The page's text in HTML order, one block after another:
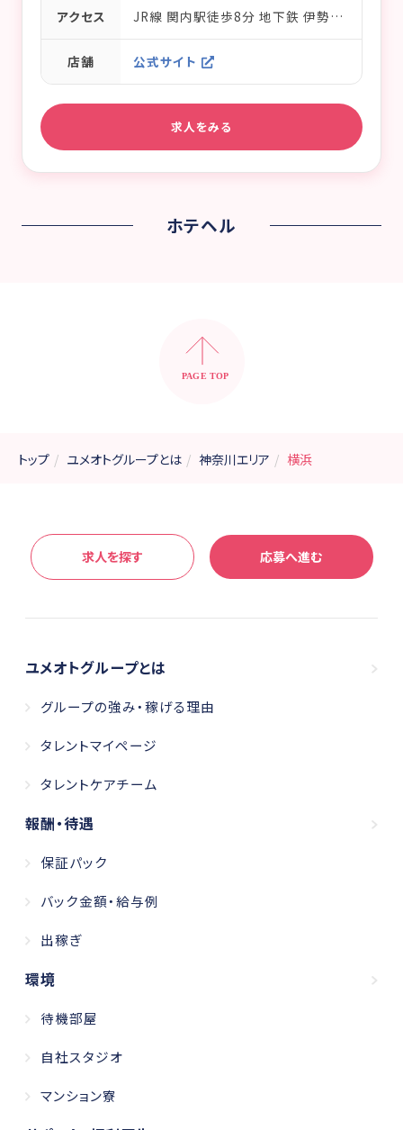
アクセス JR線 関内駅徒歩8分 地下鉄 伊勢佐木長者町駅徒歩1分 京急線 日の出町駅徒歩10分
店舗 公式サイト
求人をみる
ホテヘル
トップ ユメオトグループとは 神奈川エリア 横浜
求人を探す 応募へ進む
ユメオトグループとは
グループの強み・稼げる理由
タレントマイページ
タレントケアチーム
報酬・待遇
保証パック
バック金額・給与例
出稼ぎ
環境
待機部屋
自社スタジオ
マンション寮